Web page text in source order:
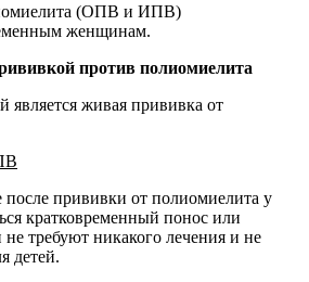
(ОПВ и ИПВ)
женщинам.
против полиомиелита
является живая прививка от
прививки от полиомиелита у
кратковременный понос или
требуют никакого лечения и не
детей.